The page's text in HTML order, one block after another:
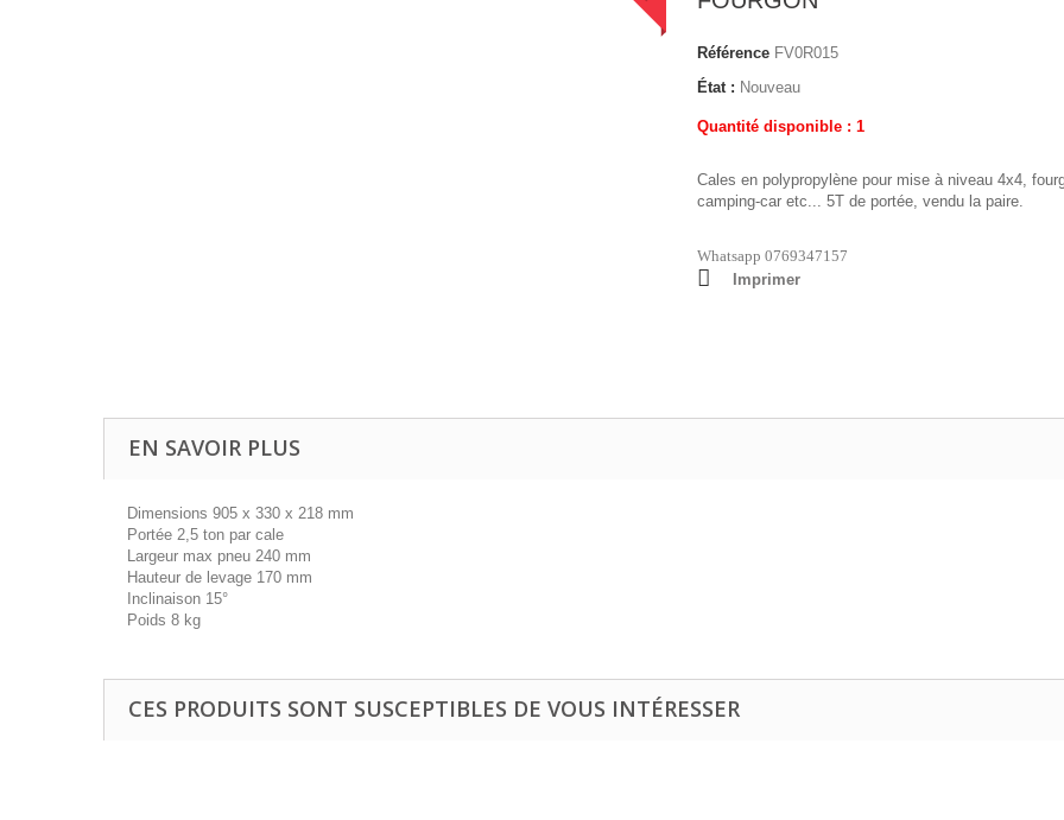
Référence FV0R015
État : Nouveau
Quantité disponible : 1
Cales en polypropylène pour mise à niveau 4x4,
camping-car etc... 5T de portée, vendu la paire.
Whatsapp 0769347157
Imprimer
EN SAVOIR PLUS
Dimensions 905 x 330 x 218 mm
Portée 2,5 ton par cale
Largeur max pneu 240 mm
Hauteur de levage 170 mm
Inclinaison 15°
Poids 8 kg
CES PRODUITS SONT SUSCEPTIBLES DE VOUS INTÉRESSER